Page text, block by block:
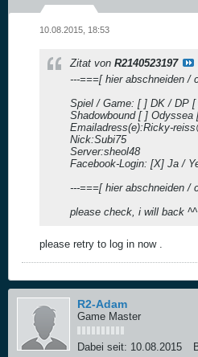
10.08.2015, 18:53
Zitat von R2140523197
---===[ hier abschneiden /
Spiel / Game: [ ] DK / DP
Shadowbound [ ] Odyssea
Emailadress(e):Ricky-
Nick:Subi75
Server:sheol48
Facebook-Login: [X] Ja /
---===[ hier abschneiden /
please check, i will back ^^
please retry to log in now .
R2-Adam
Game Master
Dabei seit: 10.08.2015